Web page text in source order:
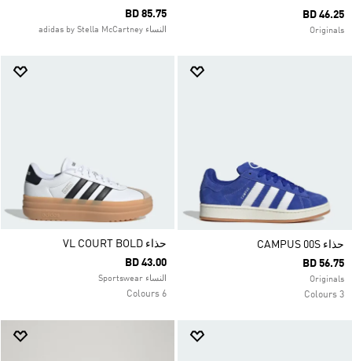
BD 46.25
Originals
BD 85.75
النساء adidas by Stella McCartney
حذاء CAMPUS 00S
BD 56.75
Originals
3 Colours
حذاء VL COURT BOLD
BD 43.00
النساء Sportswear
6 Colours